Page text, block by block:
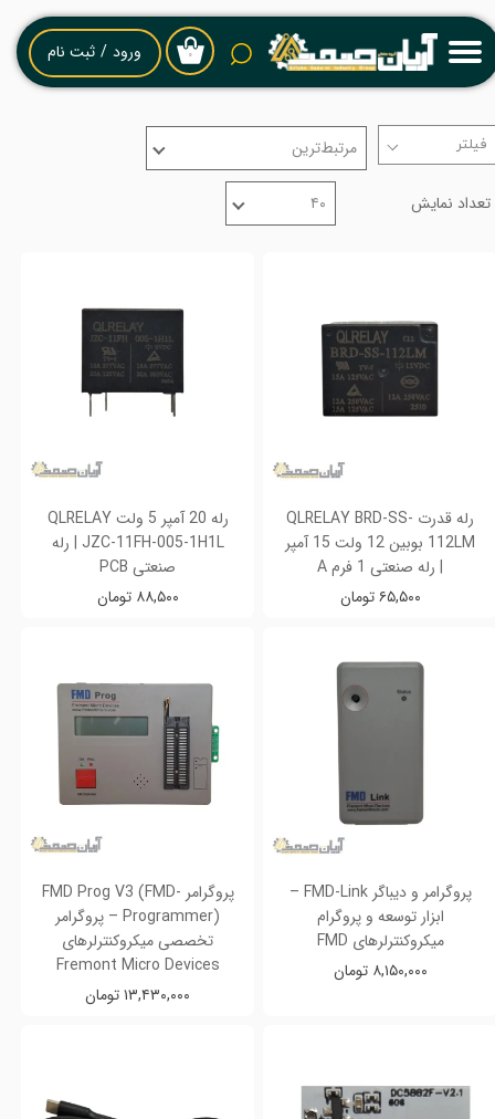
۰ ورود / ثبت نام
حساب کاربری من
سفارشات
خروج از حساب کاربری
مرتبط‌ترین
تعداد نمایش ۴۰
رله قدرت QLRELAY BRD-SS-
112LM بوبین 12 ولت 15 آمپر
| رله صنعتی 1 فرم A
۶۵,۵۰۰ تومان
رله 20 آمپر 5 ولت QLRELAY
JZC-11FH-005-1H1L | رله
صنعتی PCB
۸۸,۵۰۰ تومان
پروگرامر و دیباگر FMD-Link –
ابزار توسعه و پروگرام
میکروکنترلرهای FMD
۸,۱۵۰,۰۰۰ تومان
پروگرامر FMD Prog V3 (FMD-
Programmer) – پروگرامر
تخصصی میکروکنترلرهای
Fremont Micro Devices
۱۳,۴۳۰,۰۰۰ تومان